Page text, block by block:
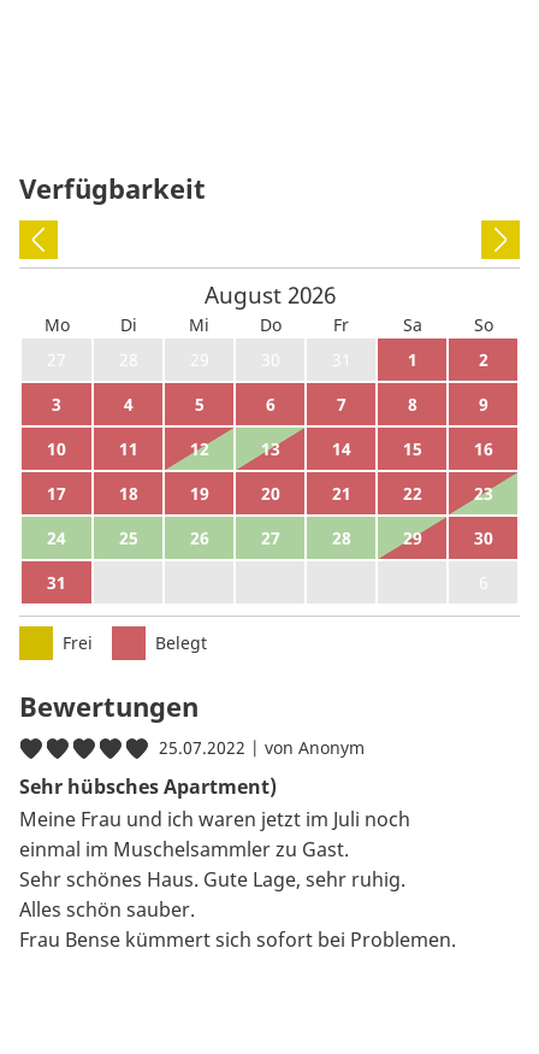
Verfügbarkeit
August 2026
Mo Di Mi Do Fr Sa
So
27
28 29 30 31 1
2
3
4 5 6 7 8
9
10
11 12 13 14 15
16
17
18 19 20 21 22
23
24
25 26 27 28 29
30
31
6
Frei Belegt
Bewertungen
25.07.2022 | von Anonym
Sehr hübsches Apartment)
Meine Frau und ich waren jetzt im Juli noch
einmal im Muschelsammler zu Gast.
Sehr schönes Haus. Gute Lage, sehr ruhig.
Alles schön sauber.
Frau Bense kümmert sich sofort bei Problemen.